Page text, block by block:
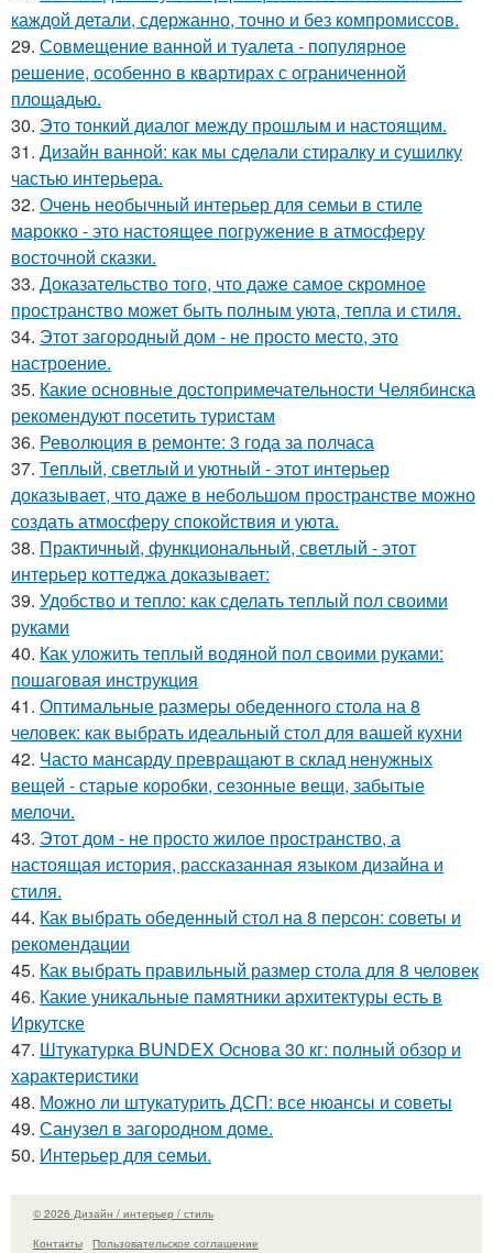
каждой детали, сдержанно, точно и без компромиссов.
29. Совмещение ванной и туалета - популярное
решение, особенно в квартирах с ограниченной
площадью.
30. Это тонкий диалог между прошлым и настоящим.
31. Дизайн ванной: как мы сделали стиралку и сушилку
частью интерьера.
32. Очень необычный интерьер для семьи в стиле
марокко - это настоящее погружение в атмосферу
восточной сказки.
33. Доказательство того, что даже самое скромное
пространство может быть полным уюта, тепла и стиля.
34. Этот загородный дом - не просто место, это
настроение.
35. Какие основные достопримечательности Челябинска
рекомендуют посетить туристам
36. Революция в ремонте: 3 года за полчаса
37. Теплый, светлый и уютный - этот интерьер
доказывает, что даже в небольшом пространстве можно
создать атмосферу спокойствия и уюта.
38. Практичный, функциональный, светлый - этот
интерьер коттеджа доказывает:
39. Удобство и тепло: как сделать теплый пол своими
руками
40. Как уложить теплый водяной пол своими руками:
пошаговая инструкция
41. Оптимальные размеры обеденного стола на 8
человек: как выбрать идеальный стол для вашей кухни
42. Часто мансарду превращают в склад ненужных
вещей - старые коробки, сезонные вещи, забытые
мелочи.
43. Этот дом - не просто жилое пространство, а
настоящая история, рассказанная языком дизайна и
стиля.
44. Как выбрать обеденный стол на 8 персон: советы и
рекомендации
45. Как выбрать правильный размер стола для 8 человек
46. Какие уникальные памятники архитектуры есть в
Иркутске
47. Штукатурка BUNDEX Основа 30 кг: полный обзор и
характеристики
48. Можно ли штукатурить ДСП: все нюансы и советы
49. Санузел в загородном доме.
50. Интерьер для семьи.
© 2026 Дизайн / интерьер / стиль
Контакты
Пользовательское соглашение